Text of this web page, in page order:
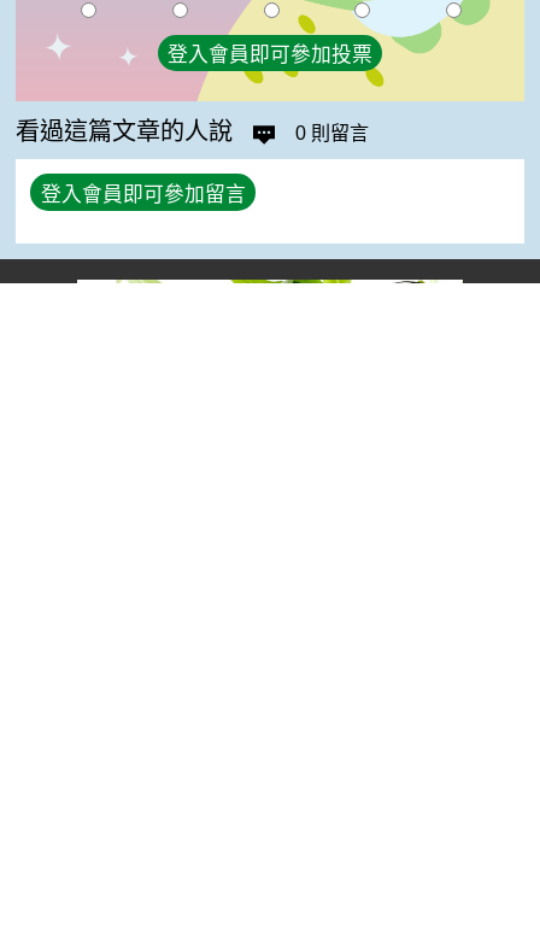
登入會員即可參加投票
看過這篇文章的人說 0 則留言
登入會員即可參加留言